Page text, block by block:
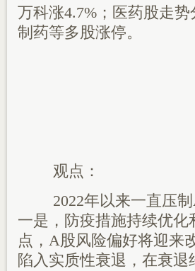
万科涨4.7%；医药股走
制药等多股涨停。
观点：
2022年以来一直压制A
一是，防疫措施持续优
点，A股风险偏好将迎来
陷入实质性衰退，在衰